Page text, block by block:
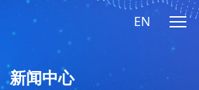
EN
新闻中心